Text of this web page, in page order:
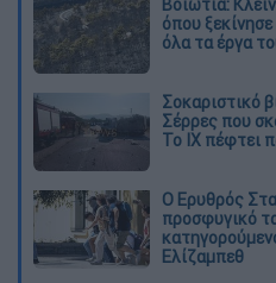
Βοιωτία:
όπου
όλα τα έργα
Σοκαριστικό
Σέρρες που
Το ΙΧ πέφτει
Ο Ερυθρός
προσφυγικό
Ελίζαμπεθ